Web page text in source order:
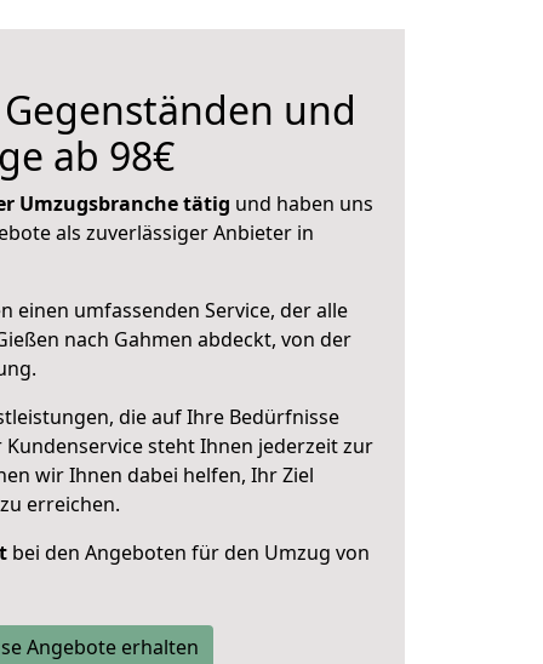
und
ab 98€
Umzugsbranche tätig und haben uns
als zuverlässiger Anbieter in
einen umfassenden Service, der alle
nach Gahmen abdeckt, von der
die auf Ihre Bedürfnisse
steht Ihnen jederzeit zur
wir Ihnen dabei helfen, Ihr Ziel
erreichen.
bei den Angeboten für den Umzug von
Angebote erhalten